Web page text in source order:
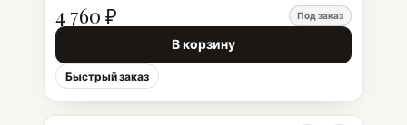
4 760 ₽ Под заказ
В корзину
Быстрый заказ